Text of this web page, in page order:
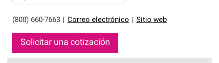
(800) 660-7663 Correo electrónico Sitio web
Solicitar una cotización